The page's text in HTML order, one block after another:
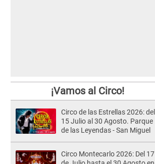
¡Vamos al Circo!
Circo de las Estrellas 2026: del
15 Julio al 30 Agosto. Parque
de las Leyendas - San Miguel
Circo Montecarlo 2026: Del 17